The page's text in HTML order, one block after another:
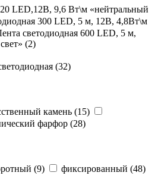
LED,12В, 9,6 Вт\м «нейтральный
300 LED, 5 м, 12В, 4,8Вт\м
светодиодная 600 LED, 5 м,
(2)
(32)
камень (15)
фарфор (28)
(9) фиксированный (48)